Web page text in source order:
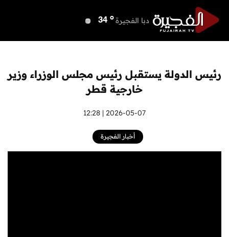
دبا الفجيرة 34 o
أم القيوين 40 o
راس الخيمة o
الفجيرة 33 o
رئيس الدولة يستقبل رئيس مجلس الوزراء وزير
خارجية قطر
2026-05-07 | 12:28
أخبار الفجيرة